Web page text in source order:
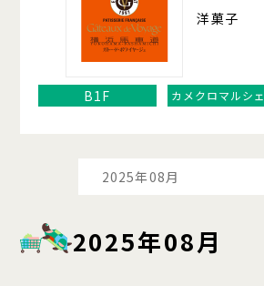
洋菓子
B1F カメクロマルシェ
2025年08月
2025年08月